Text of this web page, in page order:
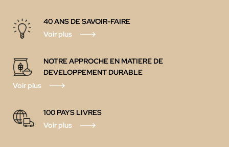
40 ANS DE SAVOIR-FAIRE
Voir plus
NOTRE APPROCHE EN MATIERE DE
DEVELOPPEMENT DURABLE
Voir plus
100 PAYS LIVRES
Voir plus